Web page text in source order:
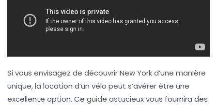
Si vous envisagez de découvrir New York d’une manière
unique, la location d’un vélo peut s’avérer être une
excellente option. Ce guide astucieux vous fournira des